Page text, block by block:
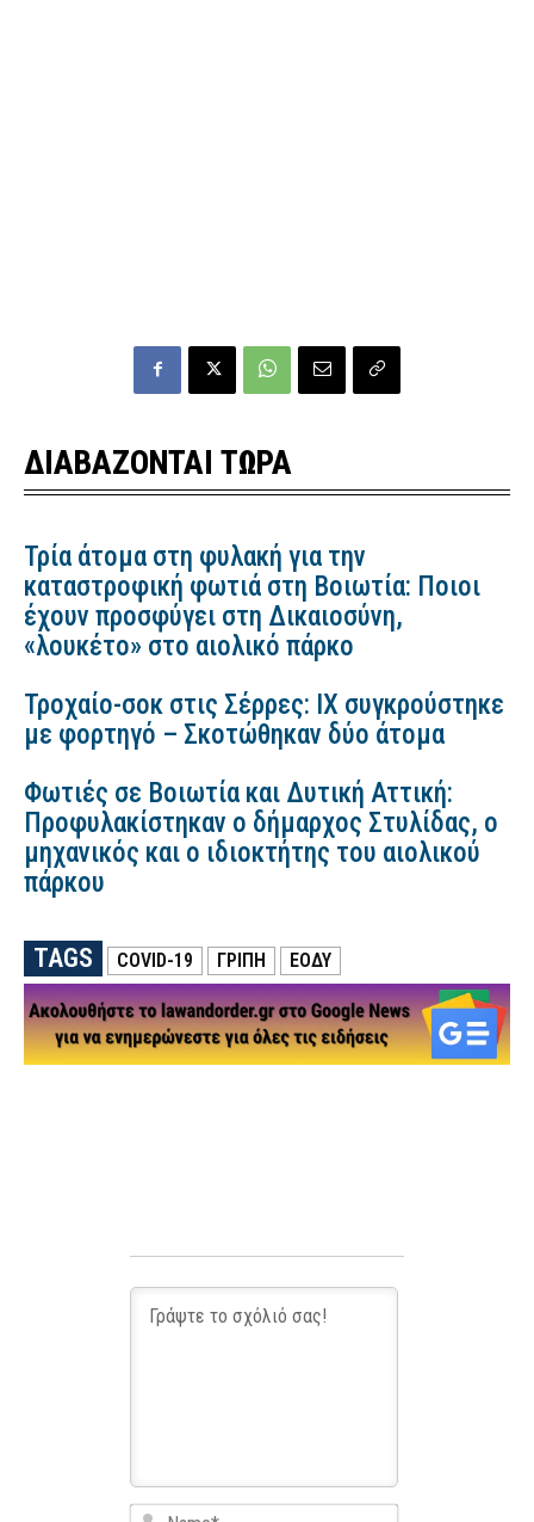
ΔΙΑΒΑΖΟΝΤΑΙ ΤΩΡΑ
Τρία άτομα στη φυλακή για την
καταστροφική φωτιά στη Βοιωτία: Ποιοι
έχουν προσφύγει στη Δικαιοσύνη,
«λουκέτο» στο αιολικό πάρκο
Τροχαίο-σοκ στις Σέρρες: ΙΧ συγκρούστηκε
με φορτηγό – Σκοτώθηκαν δύο άτομα
Φωτιές σε Βοιωτία και Δυτική Αττική:
Προφυλακίστηκαν ο δήμαρχος Στυλίδας, ο
μηχανικός και ο ιδιοκτήτης του αιολικού
πάρκου
TAGS COVID-19 ΓΡΙΠΗ ΕΟΔΥ
Name*